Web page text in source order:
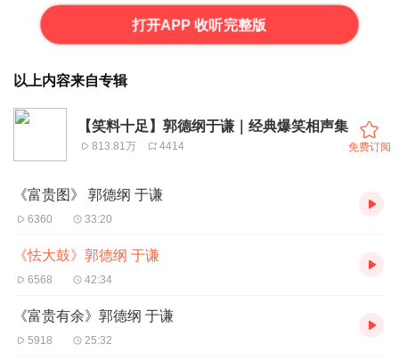
打开APP 收听完整版
以上内容来自专辑
【笑料十足】郭德纲于谦｜经典爆笑相声集
813.81万 4414 免费订阅
《富贵图》 郭德纲 于谦
6360 33:20
《怯大鼓》郭德纲 于谦
6568 42:34
《富贵有余》郭德纲 于谦
5918 25:32